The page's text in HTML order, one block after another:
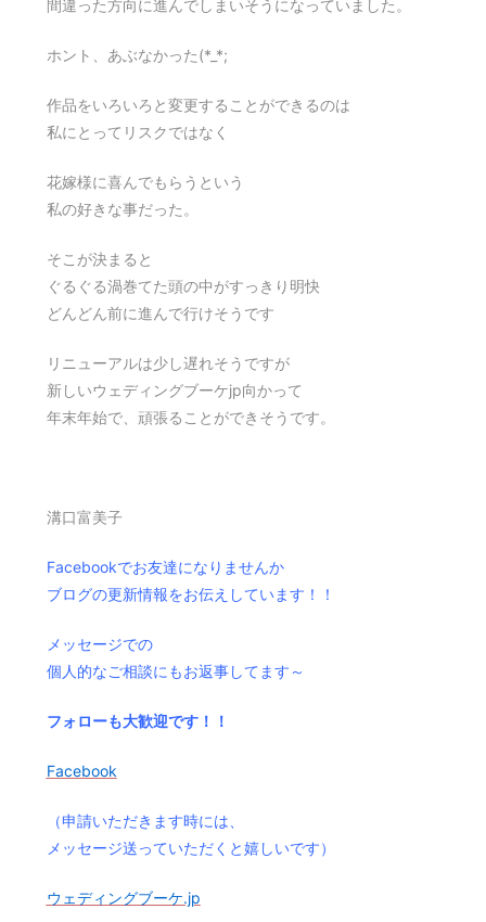
間違った方向に進んでしまいそうになっていました。
ホント、あぶなかった(*_*;
作品をいろいろと変更することができるのは
私にとってリスクではなく
花嫁様に喜んでもらうという
私の好きな事だった。
そこが決まると
ぐるぐる渦巻てた頭の中がすっきり明快
どんどん前に進んで行けそうです
リニューアルは少し遅れそうですが
新しいウェディングブーケjp向かって
年末年始で、頑張ることができそうです。
溝口富美子
Facebookでお友達になりませんか
ブログの更新情報をお伝えしています！！
メッセージでの
個人的なご相談にもお返事してます～
フォローも大歓迎です！！
Facebook
（申請いただきます時には、
メッセージ送っていただくと嬉しいです）
ウェディングブーケ.jp